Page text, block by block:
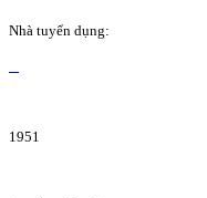
Nhà tuyển dụng:
1951